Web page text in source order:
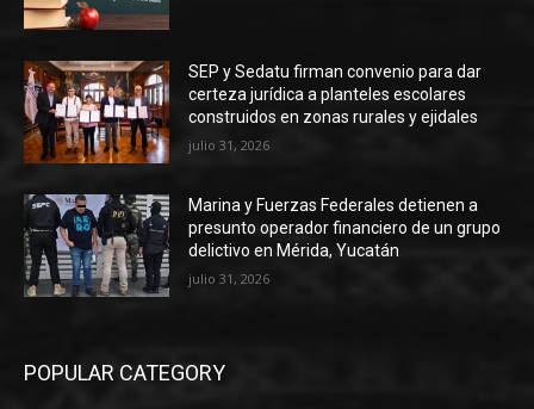
SEP y Sedatu firman convenio para dar
certeza jurídica a planteles escolares
construidos en zonas rurales y ejidales
julio 31, 2026
Marina y Fuerzas Federales detienen a
presunto operador financiero de un grupo
delictivo en Mérida, Yucatán
julio 31, 2026
POPULAR CATEGORY